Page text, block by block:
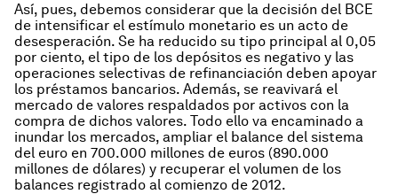
Así, pues, debemos considerar que la decisión del BCE
de intensificar el estímulo monetario es un acto de
desesperación. Se ha reducido su tipo principal al 0,05
por ciento, el tipo de los depósitos es negativo y las
operaciones selectivas de refinanciación deben apoyar
los préstamos bancarios. Además, se reavivará el
mercado de valores respaldados por activos con la
compra de dichos valores. Todo ello va encaminado a
inundar los mercados, ampliar el balance del sistema
del euro en 700.000 millones de euros (890.000
millones de dólares) y recuperar el volumen de los
balances registrado al comienzo de 2012.